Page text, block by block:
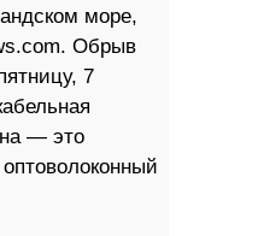
море,
Обрыв
7
— это